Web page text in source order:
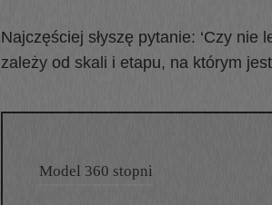
Najczęściej słyszę pytanie: ‘Czy
zależy od skali i etapu, na którym
Model 360 stopni